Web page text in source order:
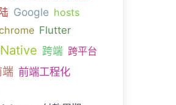
Google hosts
Flutter
跨端 跨平台
端 前端工程化